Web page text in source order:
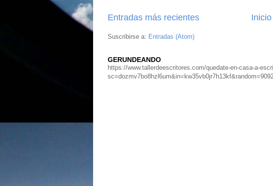
Entradas más recientes Inicio
Suscribirse a: Entradas (Atom)
GERUNDEANDO
https://www.tallerdeescritores.com/quedate-en-casa-a-